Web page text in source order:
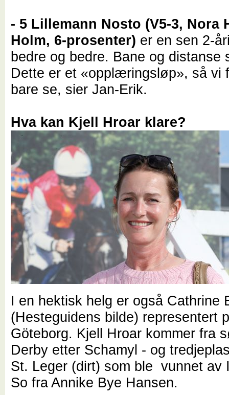
- 5 Lillemann Nosto (V5-3, Nora
Holm, 6-prosenter) er en sen 2-
bedre og bedre. Bane og distanse
Dette er et «opplæringsløp», så vi
bare se, sier Jan-Erik.
Hva kan Kjell Hroar klare?
I en hektisk helg er også Cathrine
(Hesteguidens bilde) representert
Göteborg. Kjell Hroar kommer fra
Derby etter Schamyl - og
St. Leger (dirt) som ble vunnet av
So fra Annike Bye Hansen.